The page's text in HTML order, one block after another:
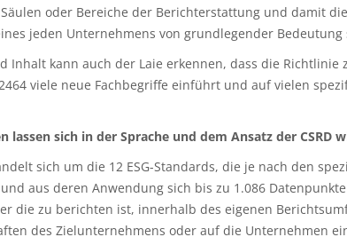
oder Bereiche der Berichterstattung und damit
jeden Unternehmens von grundlegender Bedeutung
Inhalt kann auch der Laie erkennen, dass die
viele neue Fachbegriffe einführt und auf vielen
sich in der Sprache und dem Ansatz der CSRD
sich um die 12 ESG-Standards, die je nach den
aus deren Anwendung sich bis zu 1.086
die zu berichten ist, innerhalb des eigenen
des Zielunternehmens oder auf die Unternehmen